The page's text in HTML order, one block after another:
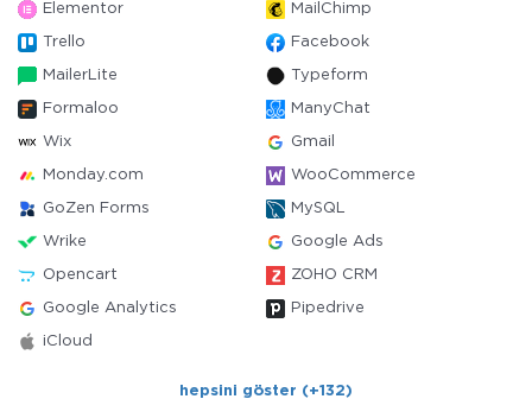
Elementor MailChimp
Trello Facebook
MailerLite Typeform
Formaloo ManyChat
Wix Gmail
Monday.com WooCommerce
GoZen Forms MySQL
Wrike Google Ads
Opencart ZOHO CRM
Google Analytics Pipedrive
iCloud
hepsini göster (+132)